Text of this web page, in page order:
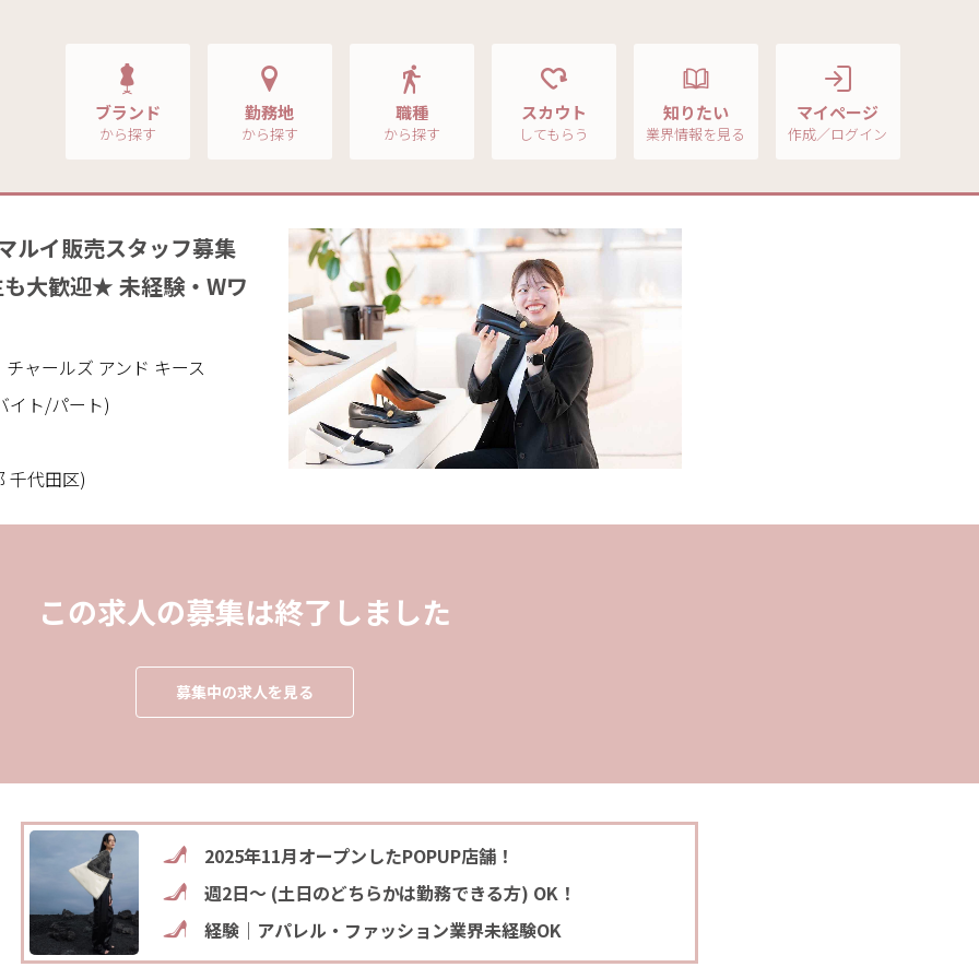
ブランド
から探す
勤務地
から探す
職種
から探す
スカウト
してもらう
知りたい
業界情報を見る
マイページ
作成／ログイン
ルイ販売スタッフ募集
大歓迎★ 未経験・Wワ
チャールズ アンド キース
イト/パート)
千代田区)
この求人の募集は終了しました
募集中の求人を見る
2025年11月オープンしたPOPUP店舗！
週2日～ (土日のどちらかは勤務できる方) OK！
経験｜アパレル・ファッション業界未経験OK